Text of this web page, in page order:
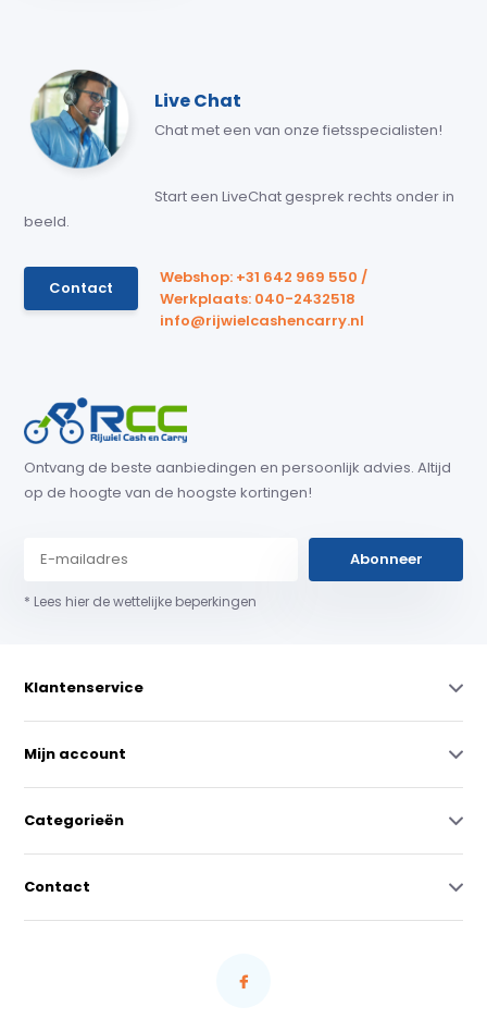
Live Chat
Chat met een van onze fietsspecialisten!
Start een LiveChat gesprek rechts onder in
beeld.
Contact
Webshop: +31 642 969 550 /
Werkplaats: 040-2432518
info@rijwielcashencarry.nl
Ontvang de beste aanbiedingen en persoonlijk advies. Altijd
op de hoogte van de hoogste kortingen!
Abonneer
* Lees hier de wettelijke beperkingen
Klantenservice
Mijn account
Categorieën
Contact